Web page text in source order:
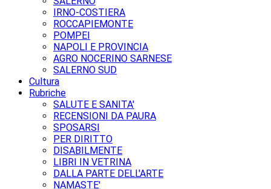
IRNO-COSTIERA
ROCCAPIEMONTE
POMPEI
NAPOLI E PROVINCIA
AGRO NOCERINO SARNESE
SALERNO SUD
Cultura
Rubriche
SALUTE E SANITA'
RECENSIONI DA PAURA
SPOSARSI
PER DIRITTO
DISABILMENTE
LIBRI IN VETRINA
DALLA PARTE DELL'ARTE
NAMASTE'